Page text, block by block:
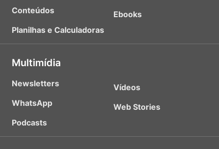
Conteúdos
Planilhas e Calculadoras
Ebooks
Multimídia
Newsletters
WhatsApp
Podcasts
Vídeos
Web Stories